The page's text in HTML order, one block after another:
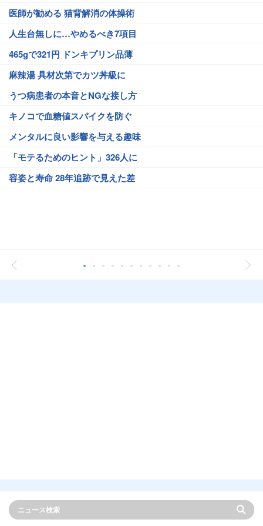
医師が勧める 猫背解消の体操術
人生台無しに…やめるべき7項目
465gで321円 ドンキプリン品薄
麻辣湯 具材次第でカツ丼級に
うつ病患者の本音とNGな接し方
キノコで血糖値スパイクを防ぐ
メンタルに良い影響を与える趣味
「モテるためのヒント」326人に
容姿と寿命 28年追跡で見えた差